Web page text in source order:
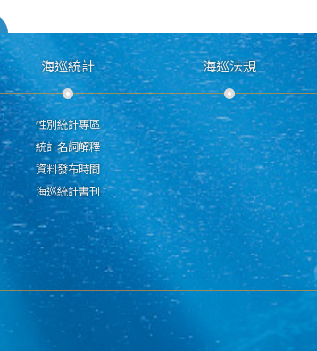
海巡統計
性別統計專區
統計名詞解釋
資料發布時間
海巡統計書刊
海巡法規